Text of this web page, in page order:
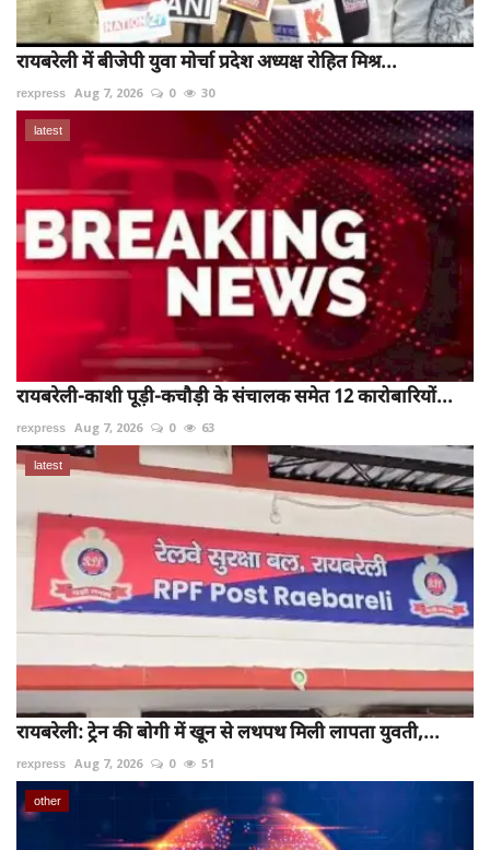
रायबरेली में बीजेपी युवा मोर्चा प्रदेश अध्यक्ष रोहित मिश्र...
rexpress Aug 7, 2026 0 30
latest
रायबरेली-काशी पूड़ी-कचौड़ी के संचालक समेत 12 कारोबारियों...
rexpress Aug 7, 2026 0 63
latest
रायबरेली: ट्रेन की बोगी में खून से लथपथ मिली लापता युवती,...
rexpress Aug 7, 2026 0 51
other